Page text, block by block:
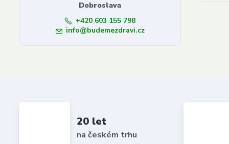
Dobroslava
+420 603 155 798
info@budemezdravi.cz
20 let
na českém trhu